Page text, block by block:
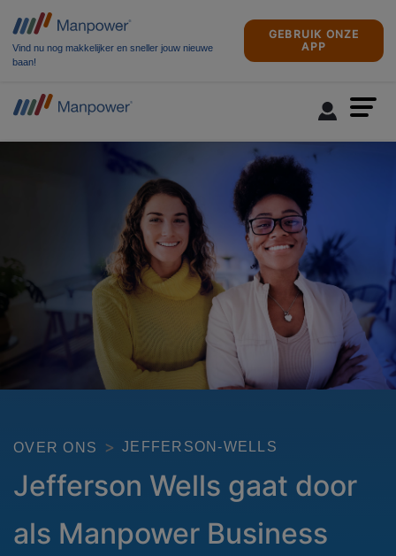
Vind nu nog makkelijker en sneller jouw nieuwe
baan!
GEBRUIK ONZE
APP
OVER ONS JEFFERSON-WELLS
Jefferson Wells gaat door
als Manpower Business